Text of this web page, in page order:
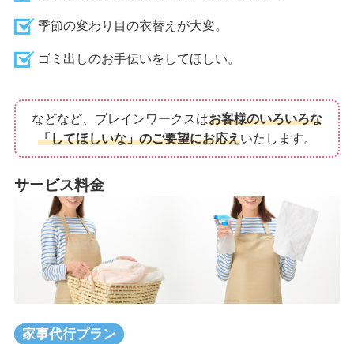
季節の変わり目の衣替えが大変。
ゴミ出しのお手伝いをしてほしい。
などなど、ブレインワークスはお客様のいろいろな
「してほしいな」のご要望にお応えいたします。
サービス料金
家事代行プラン